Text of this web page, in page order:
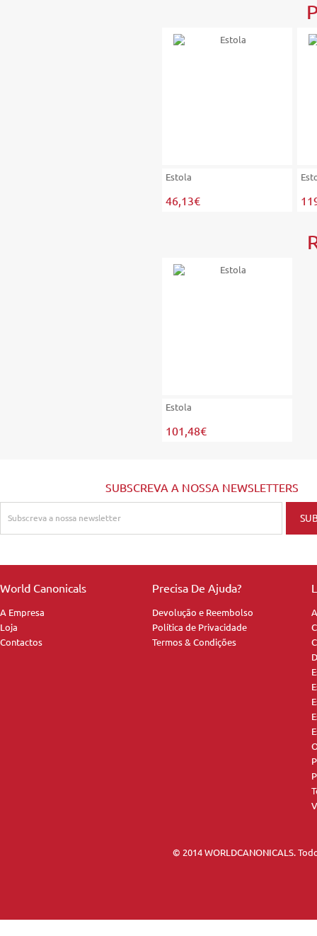
Estola
46,13€
Estola
101,48€
SUBSCREVA A NOSSA NEWSLETTERS
World Canonicals
A Empresa
Loja
Contactos
Precisa De Ajuda?
Devolução e Reembolso
Política de Privacidade
Termos & Condições
© 2014 WORLDCANONICALS.